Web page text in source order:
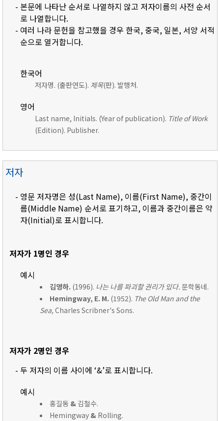
- 본문에 나타난 순서로 나열하지 않고 저자이름의 사전 순서
로 나열합니다.
- 여러 나라 문헌을 참고했을 경우 한국, 중국, 일본, 서양 서적
순으로 열거합니다.
한국어
저자명. (출판연도). 제목(판). 발행처.
영어
Last name, Initials. (Year of publication). Title of Work
(Edition). Publisher.
저자
- 영문 저자명은 성(Last Name), 이름(First Name), 중간이
름(Middle Name) 순서로 표기하고, 이름과 중간이름은 약
자(Initial)로 표시합니다.
저자가 1명인 경우
예시
김영하. (1996). 나는 나를 파괴할 권리가 있다. 문학동네.
Hemingway, E. M. (1952). The Old Man and the
Sea,Charles Scribner's Sons.
저자가 2명인 경우
- 두 저자의 이름 사이에 ‘&’로 표시합니다.
예시
홍길동 & 김철수.
Hemingway & Rolling.